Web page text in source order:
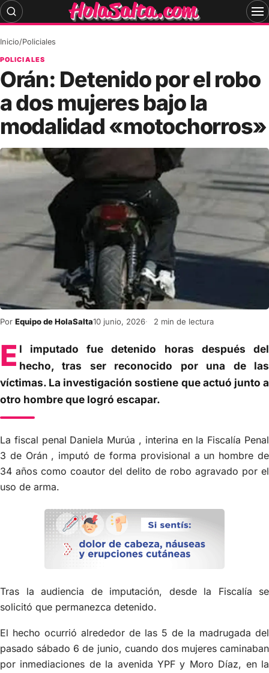
Skip
to
Inicio/Policiales
POLICIALES
Orán: Detenido por el robo
a dos mujeres bajo la
modalidad «motochorros»
Por Equipo de HolaSalta10 junio, 2026 2 min de lectura
E l imputado fue detenido horas después del
hecho, tras ser reconocido por una de las
víctimas. La investigación sostiene que actuó junto a
otro hombre que logró escapar.
La fiscal penal Daniela Murúa , interina en la Fiscalía Penal
3 de Orán , imputó de forma provisional a un hombre de
34 años como coautor del delito de robo agravado por el
uso de arma.
Tras la audiencia de imputación, desde la Fiscalía se
solicitó que permanezca detenido.
El hecho ocurrió alrededor de las 5 de la madrugada del
pasado sábado 6 de junio, cuando dos mujeres caminaban
por inmediaciones de la avenida YPF y Moro Díaz, en la